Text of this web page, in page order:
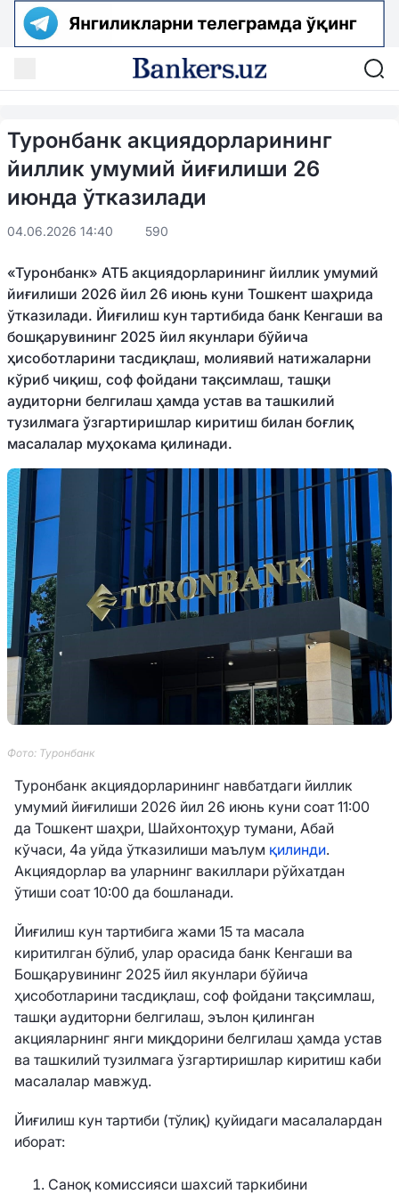
Туронбанк акциядорларининг
йиллик умумий йиғилиши 26
июнда ўтказилади
04.06.2026 14:40 590
«Туронбанк» АТБ акциядорларининг йиллик умумий
йиғилиши 2026 йил 26 июнь куни Тошкент шаҳрида
ўтказилади. Йиғилиш кун тартибида банк Кенгаши ва
бошқарувининг 2025 йил якунлари бўйича
ҳисоботларини тасдиқлаш, молиявий натижаларни
кўриб чиқиш, соф фойдани тақсимлаш, ташқи
аудиторни белгилаш ҳамда устав ва ташкилий
тузилмага ўзгартиришлар киритиш билан боғлиқ
масалалар муҳокама қилинади.
Фото: Туронбанк
Туронбанк акциядорларининг навбатдаги йиллик
умумий йиғилиши 2026 йил 26 июнь куни соат 11:00
да Тошкент шаҳри, Шайхонтоҳур тумани, Абай
кўчаси, 4а уйда ўтказилиши маълум қилинди.
Акциядорлар ва уларнинг вакиллари рўйхатдан
ўтиши соат 10:00 да бошланади.
Йиғилиш кун тартибига жами 15 та масала
киритилган бўлиб, улар орасида банк Кенгаши ва
Бошқарувининг 2025 йил якунлари бўйича
ҳисоботларини тасдиқлаш, соф фойдани тақсимлаш,
ташқи аудиторни белгилаш, эълон қилинган
акцияларнинг янги миқдорини белгилаш ҳамда устав
ва ташкилий тузилмага ўзгартиришлар киритиш каби
масалалар мавжуд.
Йиғилиш кун тартиби (тўлиқ) қуйидаги масалалардан
иборат:
Саноқ комиссияси шахсий таркибини